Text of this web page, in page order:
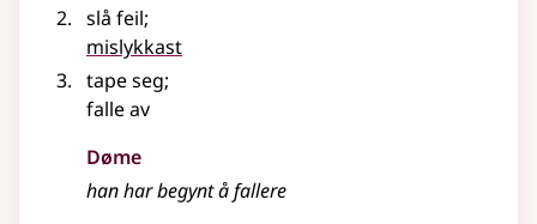
slå feil;
mislykkast
tape seg;
falle av
Døme
han har begynt å fallere